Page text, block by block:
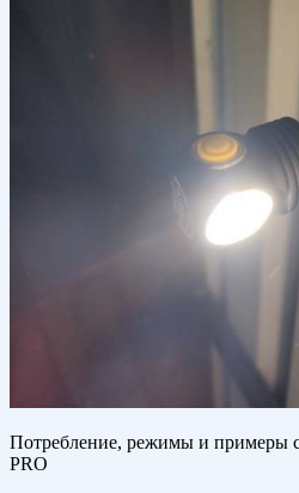
Потребление, режимы и примеры
PRO